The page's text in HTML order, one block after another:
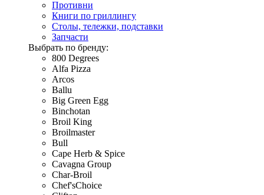
Противни
Книги по гриллингу
Столы, тележки, подставки
Запчасти
Выбрать по бренду:
800 Degrees
Alfa Pizza
Arcos
Ballu
Big Green Egg
Binchotan
Broil King
Broilmaster
Bull
Cape Herb & Spice
Cavagna Group
Char-Broil
Chef'sChoice